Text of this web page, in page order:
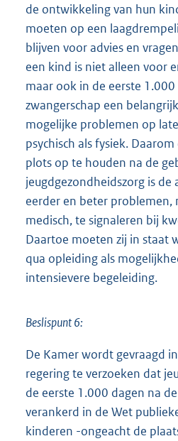
de ontwikkeling van hun
moeten op een
blijven voor advies en
een kind is niet alleen voor
maar ook in de eerste
zwangerschap een
mogelijke problemen op
psychisch als fysiek.
plots op te houden na de
jeugdgezondheidszorg is
eerder en beter problemen,
medisch, te signaleren bij
Daartoe moeten zij in staat
qua opleiding als
intensievere begeleiding.
Beslispunt 6:
De Kamer wordt gevraagd
regering te verzoeken dat
de eerste 1.000 dagen na
verankerd in de Wet
kinderen -ongeacht de